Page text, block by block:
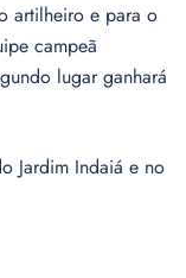
artilheiro e para o
campeã
lugar ganhará
Jardim Indaiá e no